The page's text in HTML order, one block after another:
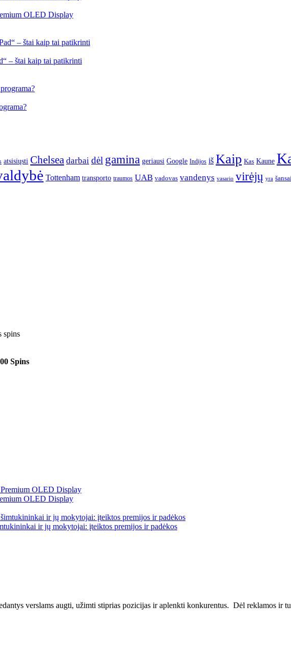
OLED Display
– štai kaip tai patikrinti
atsisiųsti Chelsea darbai dėl gamina geriausi Google Indijos iš Kaip Kas Kaune
Tottenham transporto traumos UAB vadovas vandenys vasario virėjų yra šansai
spins
Spins
OLED Display
ir jų mokytojai: įteiktos premijos ir padėkos
verslams augti, užimti stiprias pozicijas ir aplenkti konkurentus. Dėl reklamos ir